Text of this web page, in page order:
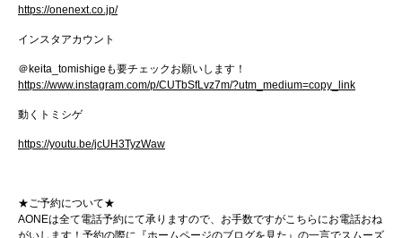
https://onenext.co.jp/
インスタアカウント
＠keita_tomishige も要チェックお願いします！
https://www.instagram.com/p/CUTbSfLvz7m/?utm_medium=copy_link
動くトミシゲ
https://youtu.be/jcUH3TyzWaw
★ご予約について★
AONEは全て電話予約にて承りますので、お手数ですがこちらにお電話おね
がいします！予約の際に『ホームページのブログを見た』の一言でスムーズ